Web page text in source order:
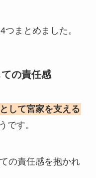
つまとめました。
の責任感
して宮家を支える
です。
の責任感を抱かれ